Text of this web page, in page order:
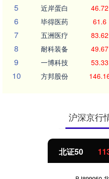
5 近岸蛋白 46.72
6 毕得医药 61.6
7 五洲医疗 83.62
8 耐科装备 49.67
9 一博科技 53.33
10 方邦股份
沪深京行
北证50 1134.24